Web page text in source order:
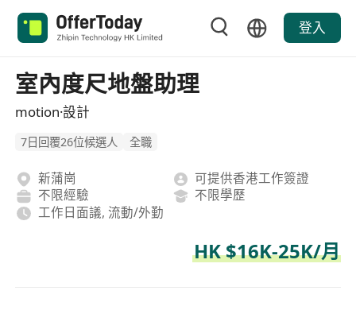
登入
室內度尺地盤助理
motion·設計
7日回覆26位候選人 全職
新蒲崗
可提供香港工作簽證
不限經驗
不限學歷
工作日面議, 流動/外勤
HK $16K-25K/月